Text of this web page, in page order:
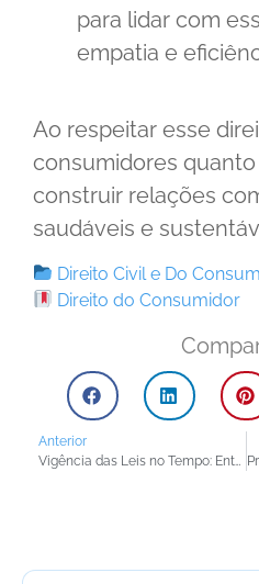
para lidar com
empatia e
Ao respeitar esse
consumidores
construir relações
saudáveis e
Direito Civil e Do
Direito do Consumidor
Anterior
Vigência das Leis no Tempo: Entenda Como Funciona a Aplicabilidade das Normas Legais